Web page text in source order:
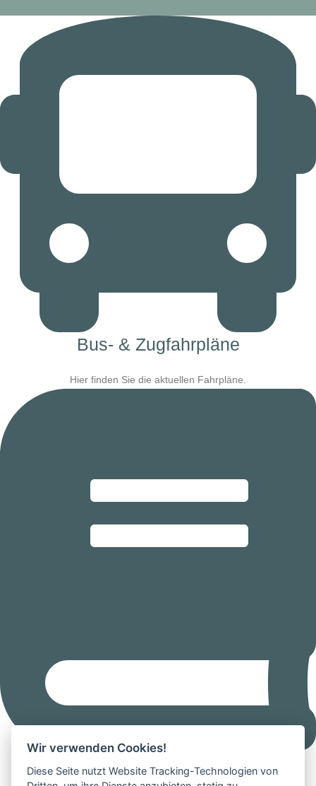
Bus- & Zugfahrpläne
Hier finden Sie die aktuellen Fahrpläne.
Bibliothek
Wir verwenden Cookies!
Diese Seite nutzt Website Tracking-Technologien von